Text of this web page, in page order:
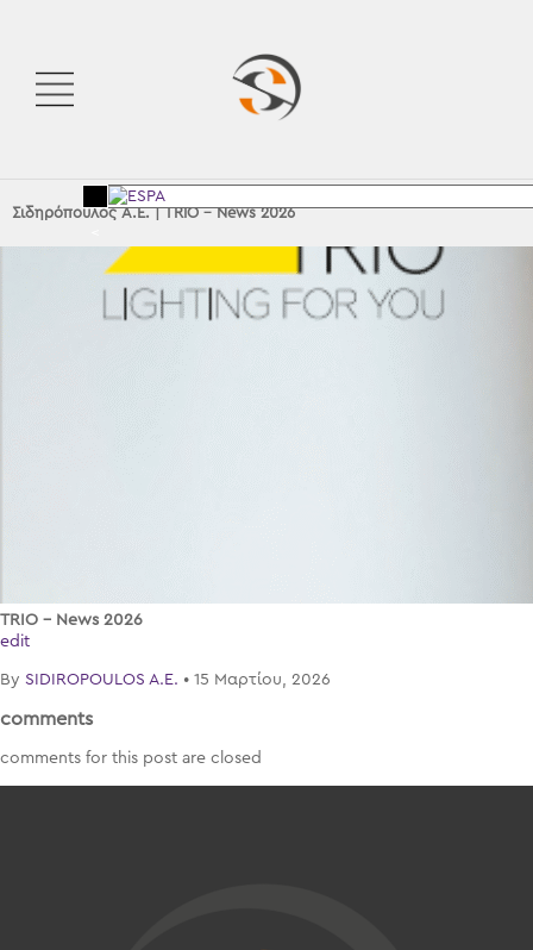
Σιδηρόπουλος Α.Ε.|TRIO – News 2026
TRIO – News 2026
edit
By SIDIROPOULOS A.E. • 15 Μαρτίου, 2026
comments
comments for this post are closed